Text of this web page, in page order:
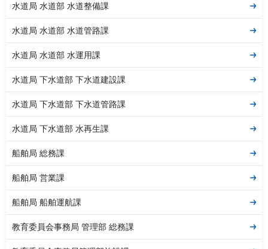
水道局 水道部 水道整備課
水道局 水道部 水道管路課
水道局 水道部 水運用課
水道局 下水道部 下水道建設課
水道局 下水道部 下水道管路課
水道局 下水道部 水再生課
船舶局 総務課
船舶局 営業課
船舶局 船舶運航課
教育委員会事務局 管理部 総務課